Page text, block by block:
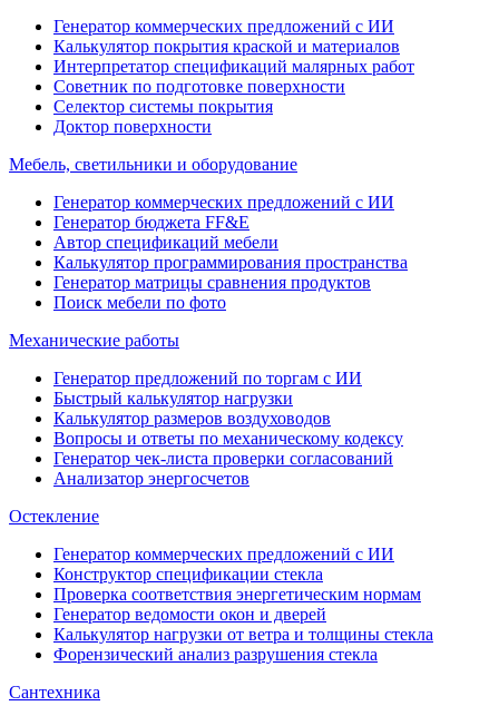
Генератор коммерческих предложений с ИИ
Калькулятор покрытия краской и материалов
Интерпретатор спецификаций малярных работ
Советник по подготовке поверхности
Селектор системы покрытия
Доктор поверхности
Мебель, светильники и оборудование
Генератор коммерческих предложений с ИИ
Генератор бюджета FF&E
Автор спецификаций мебели
Калькулятор программирования пространства
Генератор матрицы сравнения продуктов
Поиск мебели по фото
Механические работы
Генератор предложений по торгам с ИИ
Быстрый калькулятор нагрузки
Калькулятор размеров воздуховодов
Вопросы и ответы по механическому кодексу
Генератор чек-листа проверки согласований
Анализатор энергосчетов
Остекление
Генератор коммерческих предложений с ИИ
Конструктор спецификации стекла
Проверка соответствия энергетическим нормам
Генератор ведомости окон и дверей
Калькулятор нагрузки от ветра и толщины стекла
Форензический анализ разрушения стекла
Сантехника